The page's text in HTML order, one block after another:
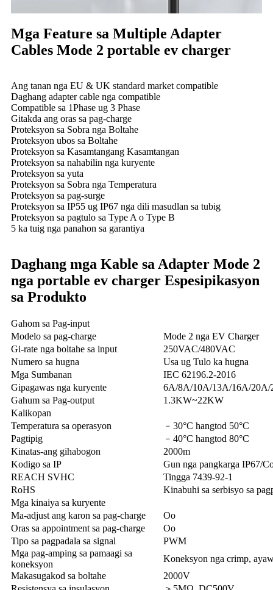
Mga Feature sa Multiple Adapter
Cables Mode 2 portable ev charger
Ang tanan nga EU & UK standard market compatible
Daghang adapter cable nga compatible
Compatible sa 1Phase ug 3 Phase
Gitakda ang oras sa pag-charge
Proteksyon sa Sobra nga Boltahe
Proteksyon ubos sa Boltahe
Proteksyon sa Kasamtangang Kasamtangan
Proteksyon sa nahabilin nga kuryente
Proteksyon sa yuta
Proteksyon sa Sobra nga Temperatura
Proteksyon sa pag-surge
Proteksyon sa IP55 ug IP67 nga dili masudlan sa tubig
Proteksyon sa pagtulo sa Type A o Type B
5 ka tuig nga panahon sa garantiya
Daghang mga Kable sa Adapter Mode 2
nga portable ev charger Espesipikasyon
sa Produkto
Gahom sa Pag-input
Modelo sa pag-charge
Mode 2 nga EV Charger
Gi-rate nga boltahe sa input
250VAC/480VAC
Numero sa hugna
Usa ug Tulo ka hugna
Mga Sumbanan
IEC 62196.2-2016
Gipagawas nga kuryente
6A/8A/10A/13A/16A/20A/
Gahum sa Pag-output
1.3KW~22KW
Kalikopan
Temperatura sa operasyon
﹣30°C hangtod 50°C
Pagtipig
﹣40°C hangtod 80°C
Kinatas-ang gihabogon
2000m
Kodigo sa IP
Gun nga pangkarga IP67/
REACH SVHC
Tingga 7439-92-1
RoHS
Kinabuhi sa serbisyo sa
Mga kinaiya sa kuryente
Ma-adjust ang karon sa pag-charge
Oo
Oras sa appointment sa pag-charge
Oo
Tipo sa pagpadala sa signal
PWM
Mga pag-amping sa pamaagi sa
koneksyon
Koneksyon nga crimp,
Makasugakod sa boltahe
2000V